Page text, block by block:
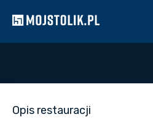
Opis restauracji